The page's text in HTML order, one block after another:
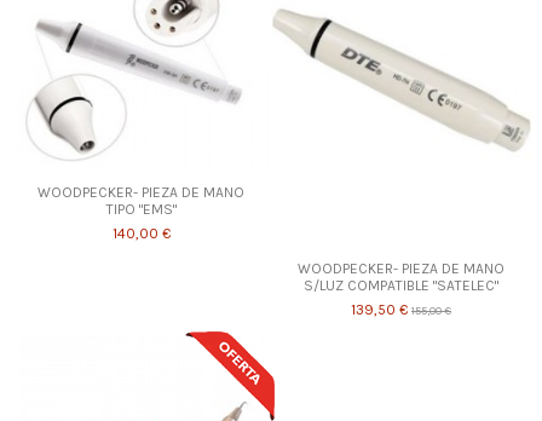
WOODPECKER- PIEZA DE MANO
TIPO "EMS"
140,00 €
WOODPECKER- PIEZA DE MANO
S/LUZ COMPATIBLE "SATELEC"
139,50 € 155,00 €